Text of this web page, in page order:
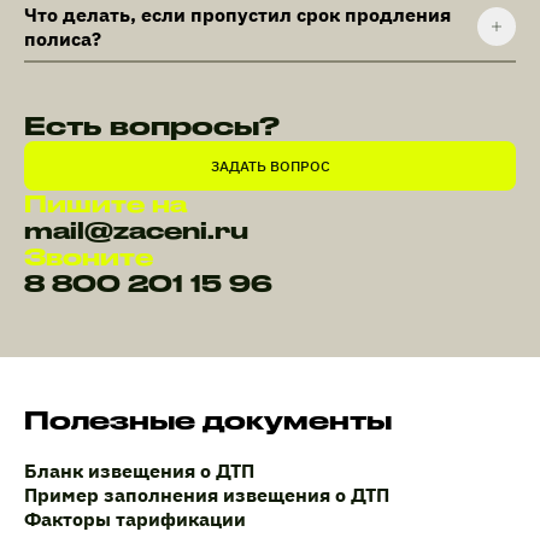
Что делать, если пропустил срок продления
полиса?
Есть вопросы?
ЗАДАТЬ ВОПРОС
Пишите на
mail@zaceni.ru
Звоните
8 800 201 15 96
Полезные документы
Бланк извещения о ДТП
Пример заполнения извещения о ДТП
Факторы тарификации